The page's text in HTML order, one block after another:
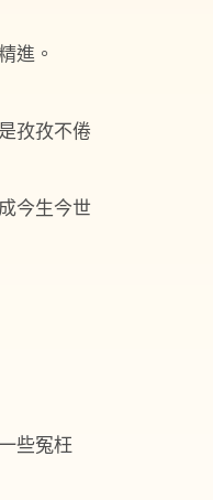
進。
孜孜不倦
今生今世
些冤枉